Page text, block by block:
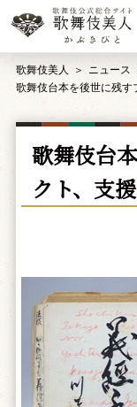
歌舞伎美人
ニュース
歌舞伎台本を後世に残
歌舞伎台
クト、支